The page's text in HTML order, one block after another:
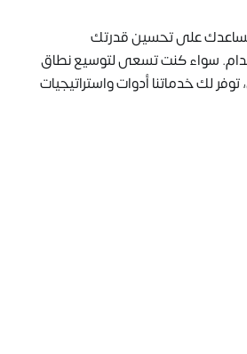
نساعدك على تحسين قدرتك
سواء كنت تسعى لتوسيع نطاق
لك خدماتنا أدوات واستراتيجيات